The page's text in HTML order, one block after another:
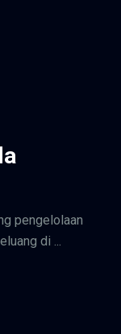
pengelolaan
di ...